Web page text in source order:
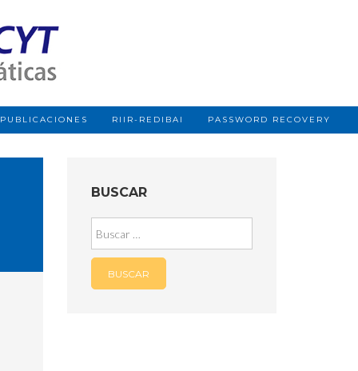
PUBLICACIONES RIIR-REDIBAI PASSWORD RECOVERY
BUSCAR